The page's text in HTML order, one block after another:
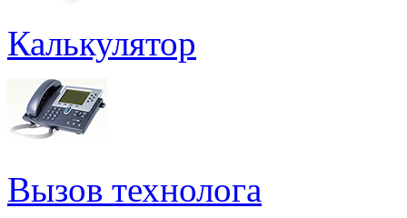
Калькулятор
Вызов технолога